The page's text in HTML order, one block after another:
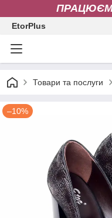
EtorPlus
Товари та послуги
–10%